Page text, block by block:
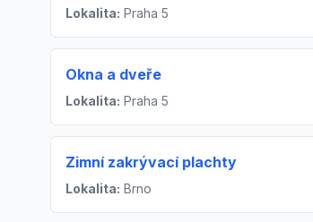
Lokalita: Praha 5
Okna a dveře
Lokalita: Praha 5
Zimní zakrývací plachty
Lokalita: Brno